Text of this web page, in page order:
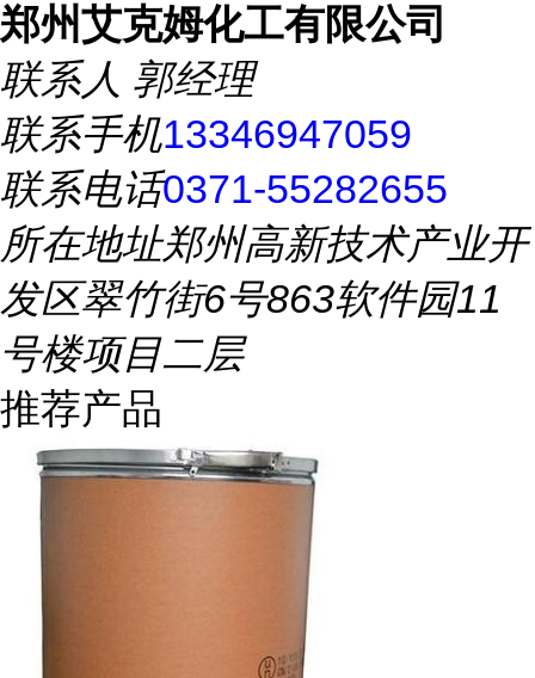
郑州艾克姆化工有限公司
联系人 郭经理
联系手机13346947059
联系电话0371-55282655
所在地址郑州高新技术产业开
发区翠竹街6号863软件园11
号楼项目二层
推荐产品